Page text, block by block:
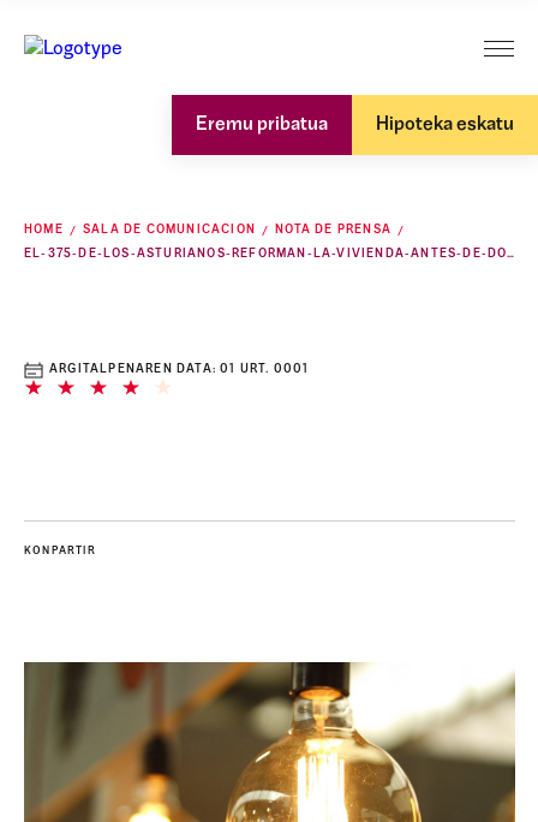
Eremu pribatua Hipoteka eskatu
HOME SALA DE COMUNICACION
NOTA DE PRENSA
EL-375-DE-LOS-ASTURIANOS-REFORMAN-LA-VIVIENDA-ANTES-DE-DOS-ANOS-SIENDO-LOS-MENOS-INTERESADOS-EN-REFORMAS-DE-ESPANA
ARGITALPENAREN DATA:01 URT. 0001
KONPARTIR